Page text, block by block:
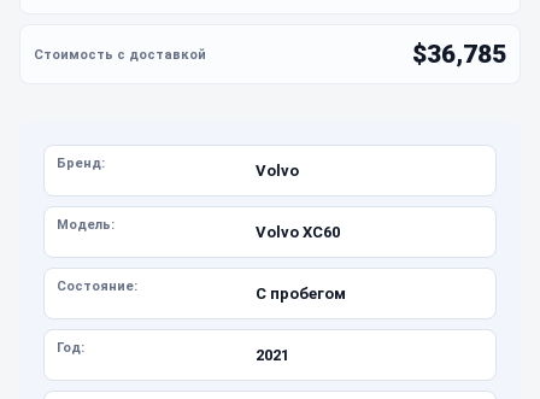
$36,785
Бренд: Volvo
Модель: Volvo XC60
Состояние: С пробегом
Год: 2021